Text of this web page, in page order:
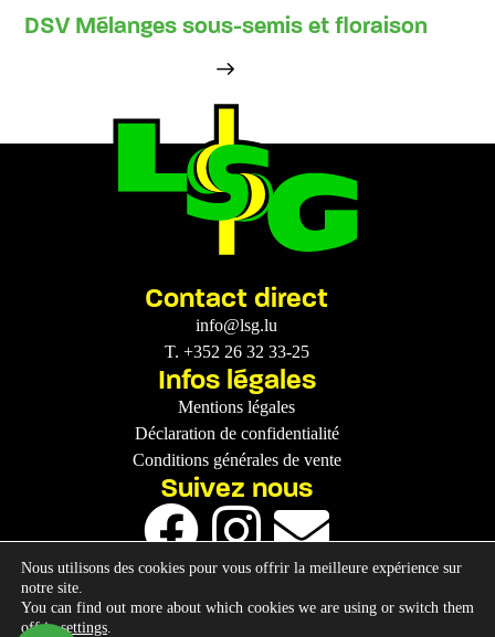
DSV Mélanges sous-semis et floraison
Contact direct
info@lsg.lu
T. +352 26 32 33-25
Infos légales
Mentions légales
Déclaration de confidentialité
Conditions générales de vente
Suivez nous
Nous utilisons des cookies pour vous offrir la meilleure expérience sur
notre site.
You can find out more about which cookies we are using or switch them
off insettings.